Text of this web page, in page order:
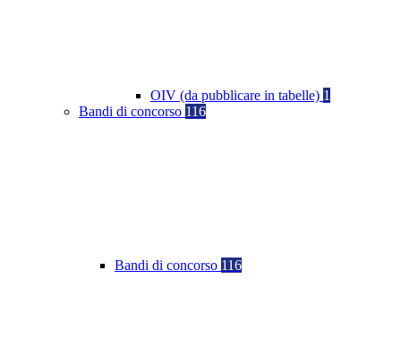
OIV (da pubblicare in tabelle) 1
Bandi di concorso 116
Bandi di concorso 116